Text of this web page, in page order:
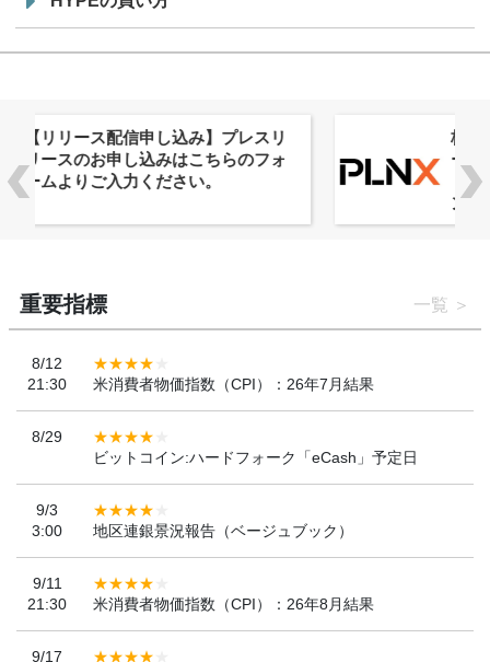
株式会社PlnX、アジア最大級のグロ
ーバルWeb3カンファレンス
「WebX2026」とのコラボレーショ
重要指標 一覧
8/12
21:30
米消費者物価指数（CPI）：26年7月結果
8/29
ビットコイン:ハードフォーク「eCash」予定日
9/3
3:00
地区連銀景況報告（ベージュブック）
9/11
21:30
米消費者物価指数（CPI）：26年8月結果
9/17